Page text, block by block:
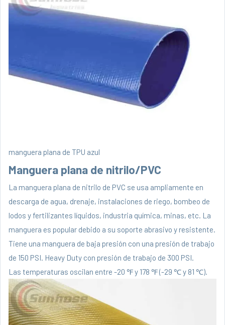
manguera plana de TPU azul
Manguera plana de nitrilo/PVC
La manguera plana de nitrilo de PVC se usa ampliamente en
descarga de agua, drenaje, instalaciones de riego, bombeo de
lodos y fertilizantes líquidos, industria química, minas, etc. La
manguera es popular debido a su soporte abrasivo y resistente.
Tiene una manguera de baja presión con una presión de trabajo
de 150 PSI. Heavy Duty con presión de trabajo de 300 PSI.
Las temperaturas oscilan entre -20 ℉ y 178 ℉ (-29 ℃ y 81 ℃).